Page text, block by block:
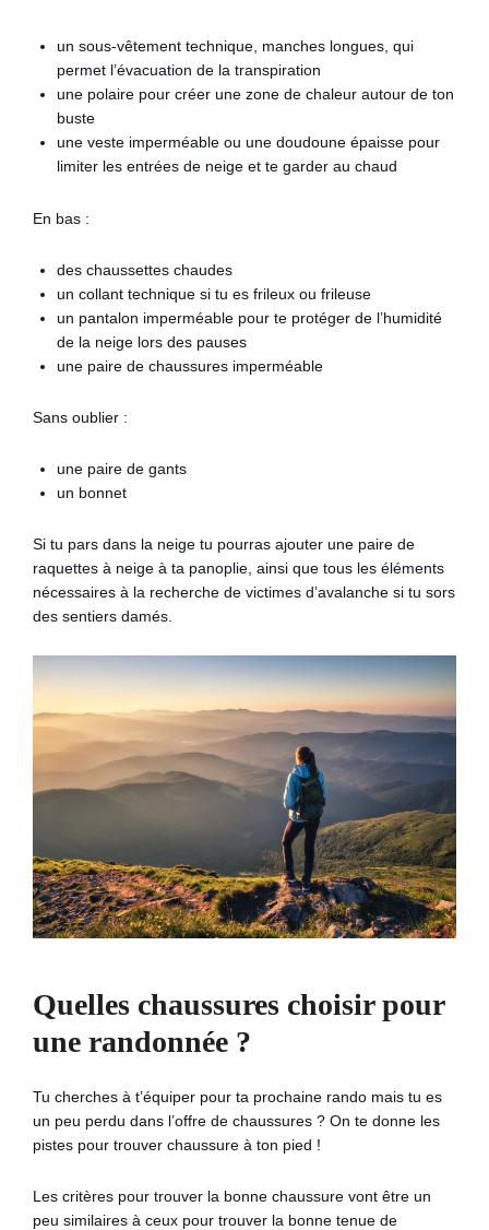
un sous-vêtement technique, manches longues, qui
permet l’évacuation de la transpiration
une polaire pour créer une zone de chaleur autour de ton
buste
une veste imperméable ou une doudoune épaisse pour
limiter les entrées de neige et te garder au chaud
En bas :
des chaussettes chaudes
un collant technique si tu es frileux ou frileuse
un pantalon imperméable pour te protéger de l’humidité
de la neige lors des pauses
une paire de chaussures imperméable
Sans oublier :
une paire de gants
un bonnet
Si tu pars dans la neige tu pourras ajouter une paire de
raquettes à neige à ta panoplie, ainsi que tous les éléments
nécessaires à la recherche de victimes d’avalanche si tu sors
des sentiers damés.
Quelles chaussures choisir pour
une randonnée ?
Tu cherches à t’équiper pour ta prochaine rando mais tu es
un peu perdu dans l’offre de chaussures ? On te donne les
pistes pour trouver chaussure à ton pied !
Les critères pour trouver la bonne chaussure vont être un
peu similaires à ceux pour trouver la bonne tenue de